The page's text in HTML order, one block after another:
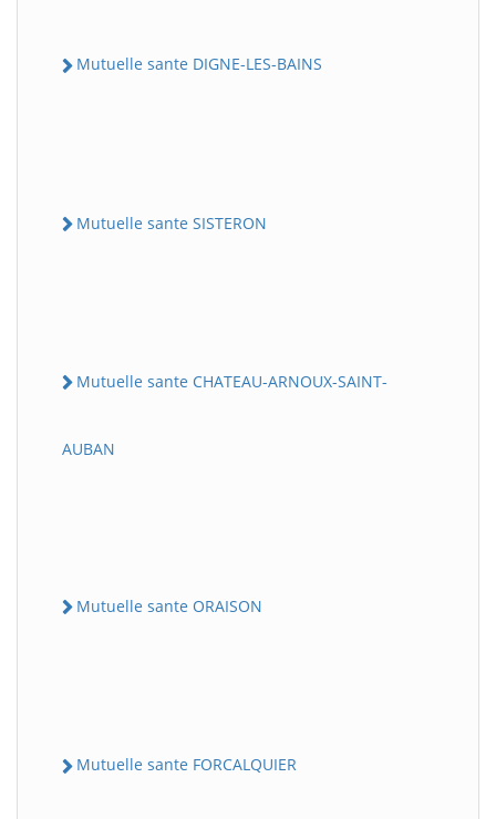
Mutuelle sante DIGNE-LES-BAINS
Mutuelle sante SISTERON
Mutuelle sante CHATEAU-ARNOUX-SAINT-
AUBAN
Mutuelle sante ORAISON
Mutuelle sante FORCALQUIER